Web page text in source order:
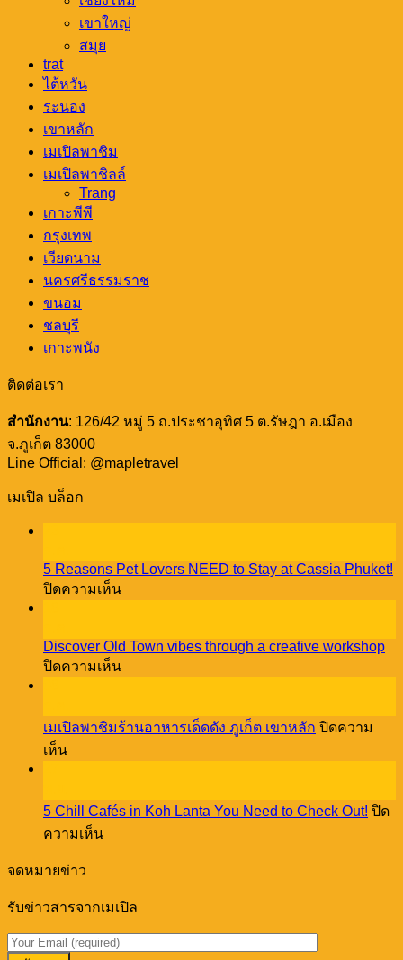
เขาใหญ่
สมุย
trat
ไต้หวัน
ระนอง
เขาหลัก
เมเปิลพาชิม
เมเปิลพาชิลล์
Trang
เกาะพีพี
กรุงเทพ
เวียดนาม
นครศรีธรรมราช
ขนอม
ชลบุรี
เกาะพนัง
ติดต่อเรา
สำนักงาน: 126/42 หมู่ 5 ถ.ประชาอุทิศ 5 ต.รัษฎา อ.เมือง
จ.ภูเก็ต 83000
Line Official: @mapletravel
เมเปิล บล็อก
5 Reasons Pet Lovers NEED to Stay at Cassia Phuket!
ปิดความเห็นบน
Pet
Lovers
NEED
at
Cassia
Discover Old Town vibes through a creative workshop
ปิดความเห็นบน
Town
vibes
เมเปิลพาชิมร้านอาหารเด็ดดัง ภูเก็ต เขาหลัก ปิดความ
เห็นบน
พา
ชิม
ร้าน
เด็ด
ภูเก็ต
5 Chill Cafés in Koh Lanta You Need to Check Out! ปิด
ความเห็นบน
Koh
Lanta
You
จดหมายข่าว
รับข่าวสารจากเมเปิล